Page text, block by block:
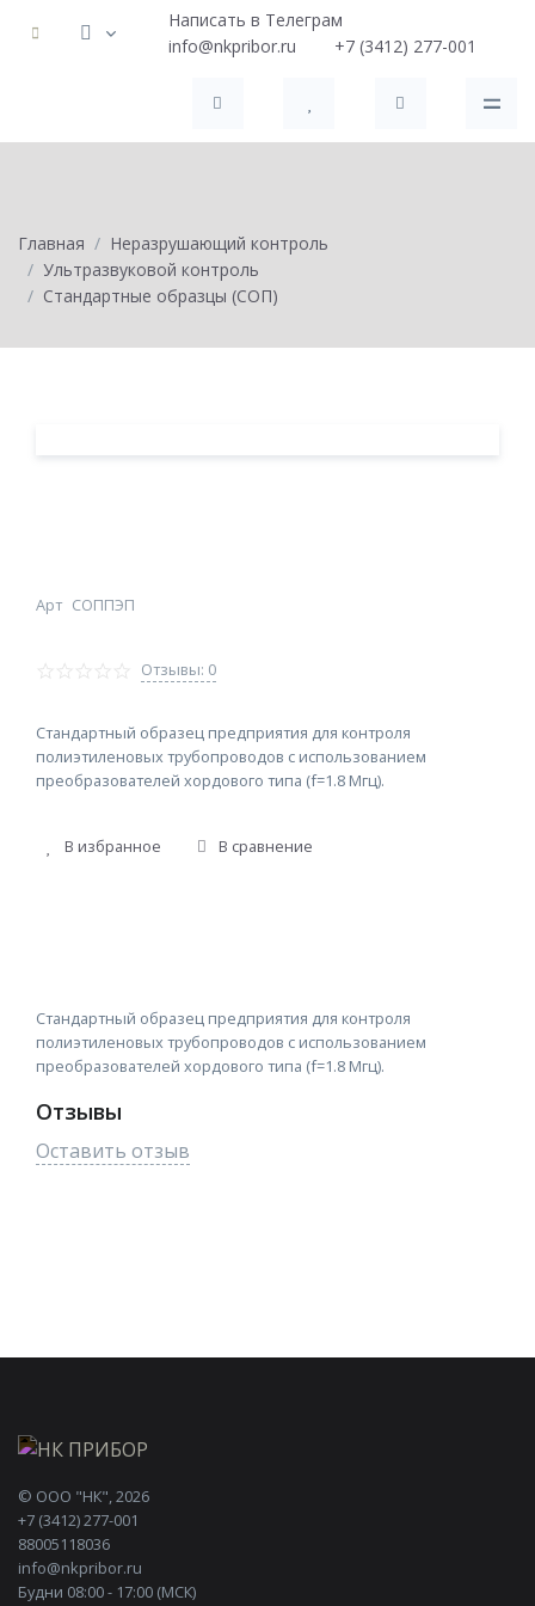
Написать в Телеграм
info@nkpribor.ru
+7 (3412) 277-001
Главная
Неразрушающий контроль
Ультразвуковой контроль
Стандартные образцы (СОП)
Арт СОППЭП
Отзывы: 0
Стандартный образец предприятия для контроля
полиэтиленовых трубопроводов с использованием
преобразователей хордового типа (f=1.8 Мгц).
В избранное В сравнение
Стандартный образец предприятия для контроля
полиэтиленовых трубопроводов с использованием
преобразователей хордового типа (f=1.8 Мгц).
Отзывы
Оставить отзыв
© ООО "НК", 2026
+7 (3412) 277-001
88005118036
info@nkpribor.ru
Будни 08:00 - 17:00 (МСК)